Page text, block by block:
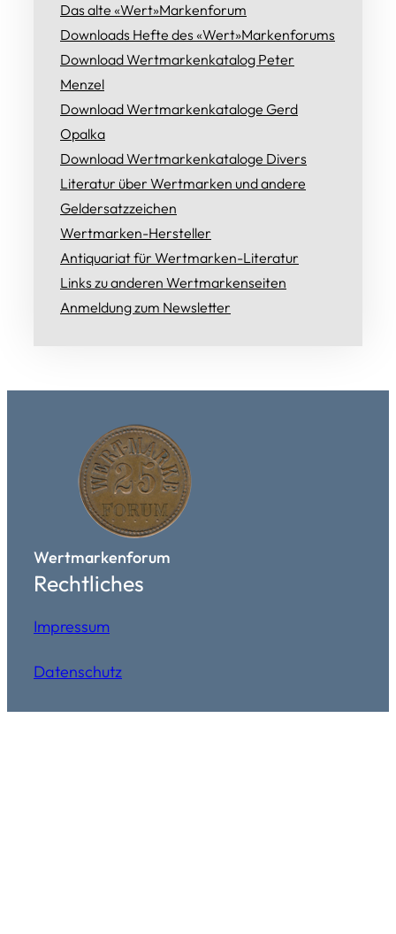
Das alte «Wert»Markenforum
Downloads Hefte des «Wert»Markenforums
Download Wertmarkenkatalog Peter
Menzel
Download Wertmarkenkataloge Gerd
Opalka
Download Wertmarkenkataloge Divers
Literatur über Wertmarken und andere
Geldersatzzeichen
Wertmarken-Hersteller
Antiquariat für Wertmarken-Literatur
Links zu anderen Wertmarkenseiten
Anmeldung zum Newsletter
Wertmarkenforum
Rechtliches
Impressum
Datenschutz